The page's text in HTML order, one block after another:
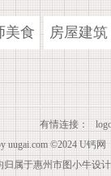
美食 房屋建筑
有情连接：
uugai.com ©2024 U钙网
属于惠州市图小牛设